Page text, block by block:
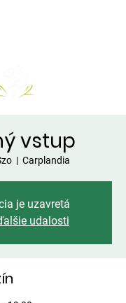
vstup
  |
Carplandia
je uzavretá
udalosti